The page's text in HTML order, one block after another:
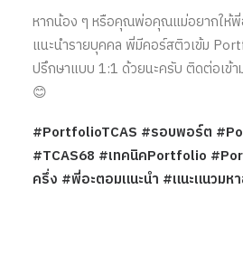
หากน้อง ๆ หรือคุณพ่อคุณแม่อยากให้
แนะนำรายบุคคล พี่มีคอร์สติวเข้ม
ปรึกษาแบบ 1:1 ด้วยนะครับ ติดต่อเข้า
😊
#PortfolioTCAS #รอบพอร์ต
#TCAS68 #เทคนิคPortfolio
ครึ่ง #พี่อะตอมแนะนำ #แนะแนวมห